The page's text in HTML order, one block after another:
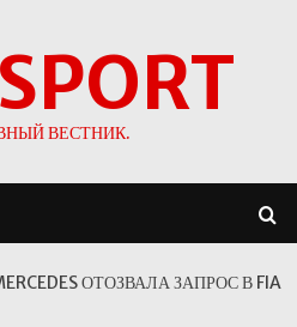
ВЕСТНИК.
ОТОЗВАЛА ЗАПРОС В FIA